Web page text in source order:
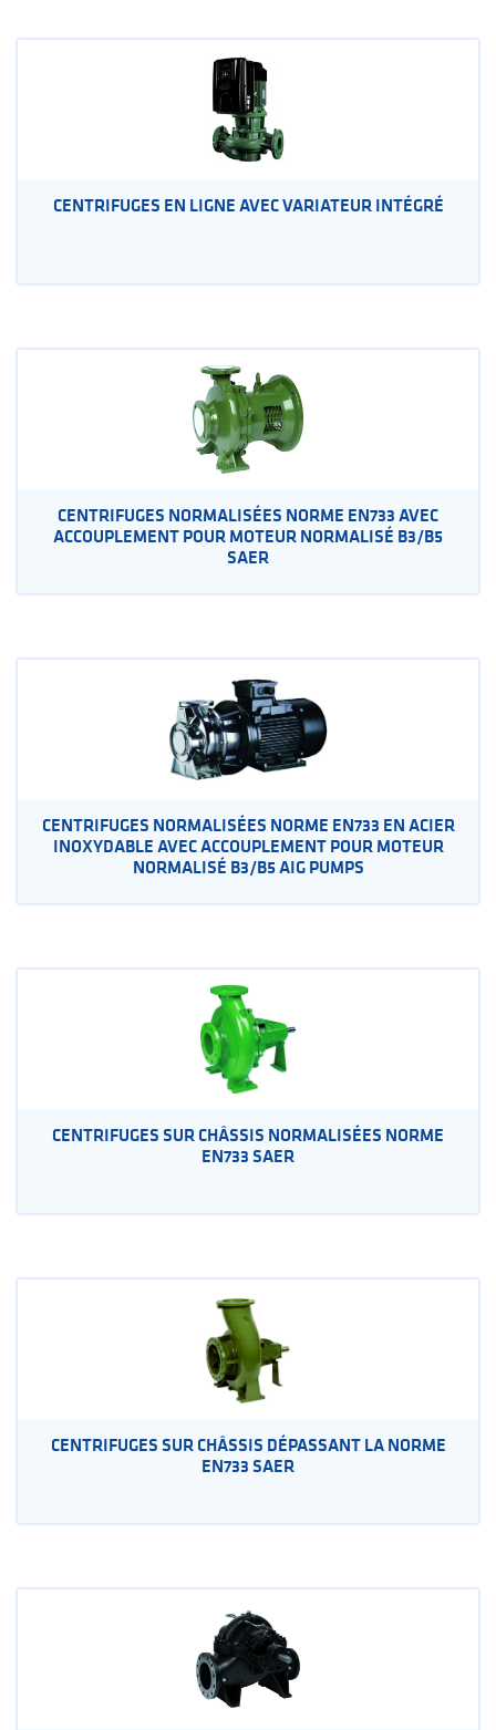
CENTRIFUGES EN LIGNE AVEC VARIATEUR INTÉGRÉ
CENTRIFUGES NORMALISÉES NORME EN733 AVEC
ACCOUPLEMENT POUR MOTEUR NORMALISÉ B3/B5
SAER
CENTRIFUGES NORMALISÉES NORME EN733 EN ACIER
INOXYDABLE AVEC ACCOUPLEMENT POUR MOTEUR
NORMALISÉ B3/B5 AIG PUMPS
CENTRIFUGES SUR CHÂSSIS NORMALISÉES NORME
EN733 SAER
CENTRIFUGES SUR CHÂSSIS DÉPASSANT LA NORME
EN733 SAER